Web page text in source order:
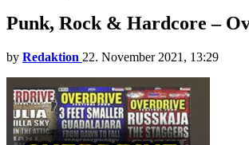
Punk, Rock & Hardcore –
by Redaktion 22. November 2021, 13:29